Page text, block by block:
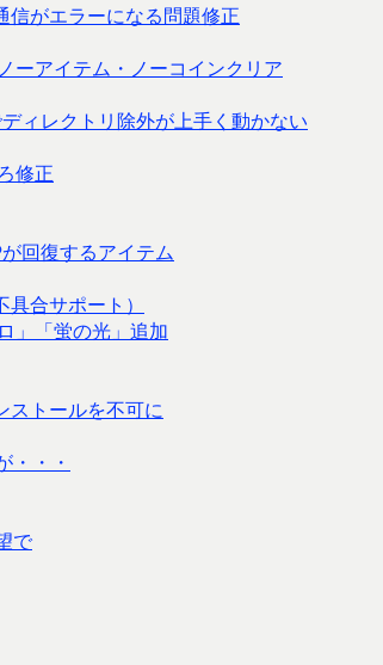
がエラーになる問題修正
ーアイテム・ノーコインクリア
ィレクトリ除外が上手く動かない
修正
回復するアイテム
合サポート）
」「蛍の光」追加
トールを不可に
・・・
で